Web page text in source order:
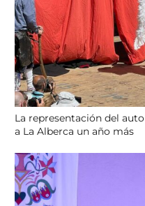
La representación del
a La Alberca un año más